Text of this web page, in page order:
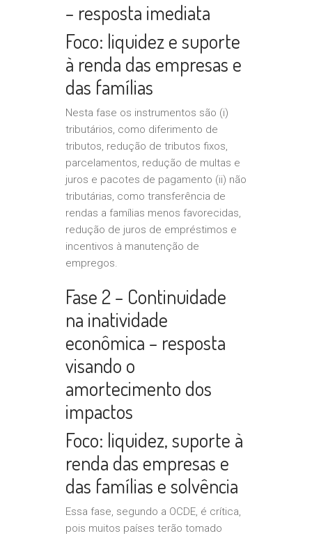
– resposta imediata
Foco: liquidez e suporte
à renda das empresas e
das famílias
Nesta fase os instrumentos são (i)
tributários, como diferimento de
tributos, redução de tributos fixos,
parcelamentos, redução de multas e
juros e pacotes de pagamento (ii) não
tributárias, como transferência de
rendas a famílias menos favorecidas,
redução de juros de empréstimos e
incentivos à manutenção de
empregos.
Fase 2 – Continuidade
na inatividade
econômica – resposta
visando o
amortecimento dos
impactos
Foco: liquidez, suporte à
renda das empresas e
das famílias e solvência
Essa fase, segundo a OCDE, é crítica,
pois muitos países terão tomado